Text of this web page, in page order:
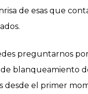
de esas que
preguntarnos
blanqueamiento
desde el primer